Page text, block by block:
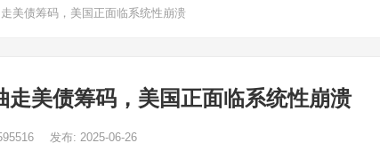
美债筹码，美国正面临系统性崩溃
美债筹码，美国正面临系统性崩溃
发布: 2025-06-26